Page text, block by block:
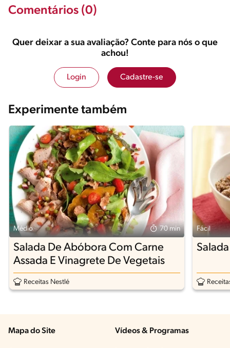
Comentários (0)
Quer deixar a sua avaliação? Conte para nós o que
achou!
Login Cadastre-se
Experimente também
Médio 70 min
Salada De Abóbora Com Carne
Assada E Vinagrete De Vegetais
Receitas Nestlé
Fácil
Mapa do Site Vídeos & Programas​